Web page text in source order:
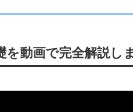
を動画で完全解説し